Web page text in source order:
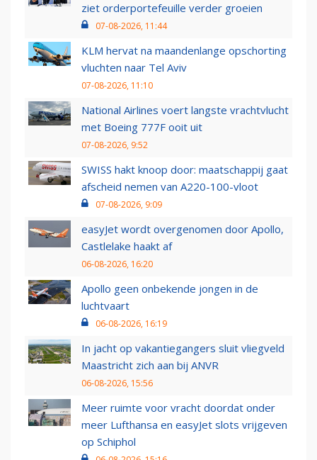
ziet orderportefeuille verder groeien
07-08-2026, 11:44
KLM hervat na maandenlange opschorting
vluchten naar Tel Aviv
07-08-2026, 11:10
National Airlines voert langste vrachtvlucht
met Boeing 777F ooit uit
07-08-2026, 9:52
SWISS hakt knoop door: maatschappij gaat
afscheid nemen van A220-100-vloot
07-08-2026, 9:09
easyJet wordt overgenomen door Apollo,
Castlelake haakt af
06-08-2026, 16:20
Apollo geen onbekende jongen in de
luchtvaart
06-08-2026, 16:19
In jacht op vakantiegangers sluit vliegveld
Maastricht zich aan bij ANVR
06-08-2026, 15:56
Meer ruimte voor vracht doordat onder
meer Lufthansa en easyJet slots vrijgeven
op Schiphol